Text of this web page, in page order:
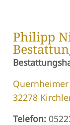
Philipp
32278
Telefon: